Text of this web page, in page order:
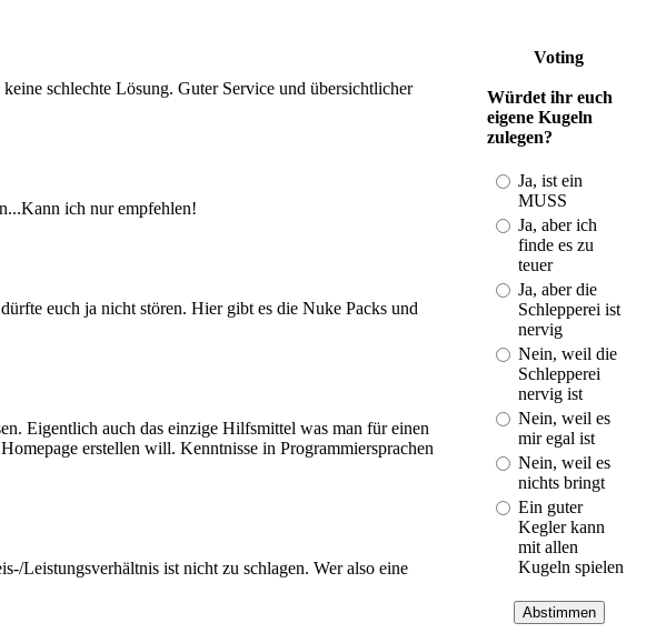
schlechte Lösung. Guter Service und übersichtlicher
ich nur empfehlen!
euch ja nicht stören. Hier gibt es die Nuke Packs und
Eigentlich auch das einzige Hilfsmittel was man für einen
erstellen will. Kenntnisse in Programmiersprachen
Leistungsverhältnis ist nicht zu schlagen. Wer also eine
und Spielberichte
(Last: 01.11. -
20:50)
Kegeln im
(Last: 19.08. -
23:43)
DKB-
Strukturplan
(Last: 28.01. -
21:34)
ISV-
Gratulation an
Cuxhaven!
(Last: 30.03. -
21:01)
Voting
Würdet ihr euch
eigene Kugeln
zulegen?
Ja, ist ein
MUSS
Ja, aber ich
finde es zu
teuer
Ja, aber die
Schlepperei ist
nervig
Nein, weil die
Schlepperei
nervig ist
Nein, weil es
mir egal ist
Nein, weil es
nichts bringt
Ein guter
Kegler kann
mit allen
Kugeln spielen